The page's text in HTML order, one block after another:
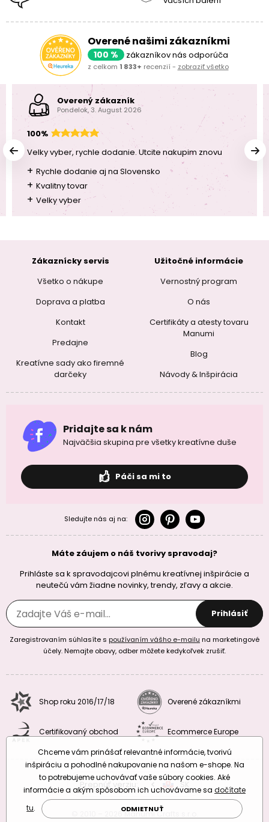
Overené našimi zákazníkmi
100 % zákazníkov nás odporúča
z celkom 1 833+ recenzií - zobraziť všetko
Overený zákazník
Pondelok, 3. August 2026
100%
Velky vyber, rychle dodanie. Utcite nakupim znovu
+ Rychle dodanie aj na Slovensko
+ Kvalitny tovar
+ Velky vyber
Zákaznícky servis
Všetko o nákupe
Doprava a platba
Kontakt
Predajne
Kreatívne sady ako firemné
darčeky
Užitočné informácie
Vernostný program
O nás
Certifikáty a atesty tovaru
Manumi
Blog
Návody & Inšpirácia
Pridajte sa k nám
Najväčšia skupina pre všetky kreatívne duše
Páči sa mi to
Sledujte nás aj na:
Máte záujem o náš tvorivy spravodaj?
Prihláste sa k spravodajcovi plnému kreatívnej inšpirácie a
neutečú vám žiadne novinky, trendy, zľavy a akcie.
Prihlásiť
Zaregistrovaním súhlasíte s používaním vášho e-mailu na marketingové
účely. Nemajte obavy, odber môžete kedykoľvek zrušiť.
Shop roku 2016/17/18 Overené zákazníkmi
Certifikovaný obchod Ecommerce Europe
Prepnúť verziu: CZSK
© 2010 – 2026 Manumi Crafts s.r.o.
Chceme vám prinášať relevantné informácie, tvorivú
inšpiráciu a pohodlné nakupovanie na našom e-shope. Na
to potrebujeme uchovávať vaše súbory cookies. Aké
informácie a akým spôsobom ich uchovávame sa dočítate
tu. ODMIETNUŤ